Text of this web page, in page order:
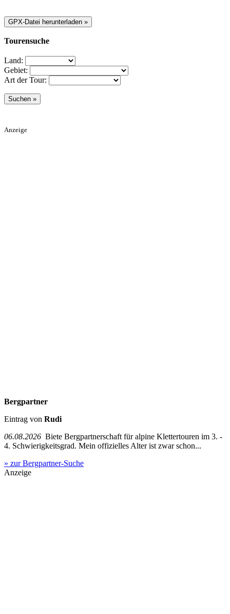
Tourensuche
Land:
Gebiet:
Art der Tour:
Anzeige
Bergpartner
Eintrag von Rudi
06.08.2026 Biete Bergpartnerschaft für alpine Klettertouren im 3. -
4. Schwierigkeitsgrad. Mein offizielles Alter ist zwar schon...
» zur Bergpartner-Suche
Anzeige